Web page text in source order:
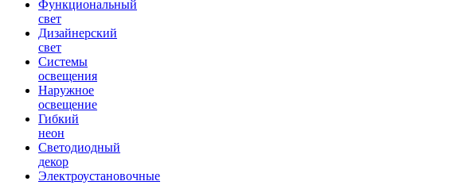
Функциональный
свет
Дизайнерский
свет
Системы
освещения
Наружное
освещение
Гибкий
неон
Светодиодный
декор
Электроустановочные